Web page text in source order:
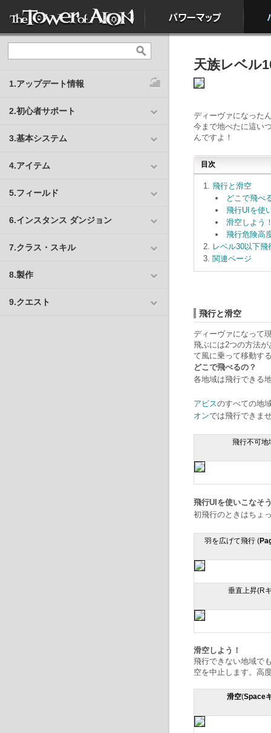
1.アップデート情報
2.初心者サポート
3.基本システム
4.アイテム
5.フィールド
6.インスタンス ダンジョン
7.クラス・スキル
8.製作
9.クエスト
天族レベル
ディーヴァになった
今まで地べたに這い
んですよ！
目次
飛行と滑空
どこで飛べ
飛行UIを使
滑空しよう
飛行危険高
レベル30以下
関連ページ
飛行と滑空
ディーヴァになって
飛ぶには2つの方法
て風に乗って移動す
どこで飛べるの？
各地域は飛行できる
アビスのすべての地
オンでは飛行できま
飛行不可地
飛行UIを使いこなそ
初飛行のときはちょ
羽を広げて飛行 (
垂直上昇(R
滑空しよう！
飛行できない地域で
空を中止します。高
滑空(Space